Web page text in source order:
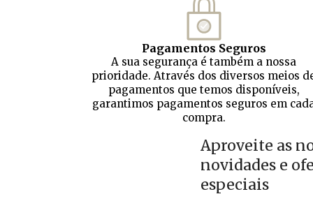
Pagamentos Seguros
A sua segurança é também a nossa
prioridade. Através dos diversos meios
pagamentos que temos disponíveis,
garantimos pagamentos seguros em
compra.
Aproveite as
novidades e
especiais